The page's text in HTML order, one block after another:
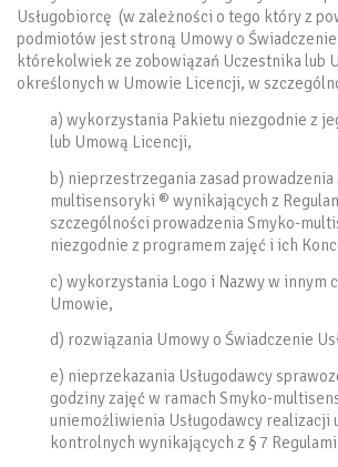
Usługobiorcę (w zależności o tego który z
podmiotów jest stroną Umowy o Świadczenie
którekolwiek ze zobowiązań Uczestnika lub
określonych w Umowie Licencji, w
a) wykorzystania Pakietu niezgodnie z
lub Umową Licencji,
b) nieprzestrzegania zasad prowadzenia
multisensoryki ® wynikających z
szczególności prowadzenia Smyko-
niezgodnie z programem zajęć i ich
c) wykorzystania Logo i Nazwy w innym
Umowie,
d) rozwiązania Umowy o Świadczenie
e) nieprzekazania Usługodawcy
godziny zajęć w ramach Smyko-
uniemożliwienia Usługodawcy realizacji
kontrolnych wynikających z § 7